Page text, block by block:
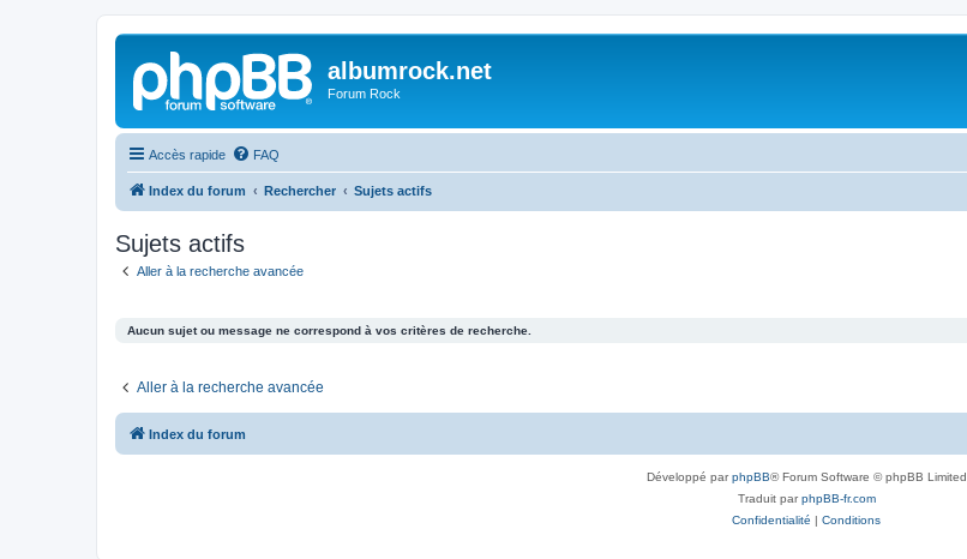
albumrock.net
Forum Rock
Accès rapide FAQ
Index du forum Rechercher Sujets actifs
Sujets actifs
Aller à la recherche avancée
Aucun sujet ou message ne correspond à vos critères de recherche.
Aller à la recherche avancée
Index du forum
Développé parphpBB® Forum Software © phpBB Limited
Traduit parphpBB-fr.com
Confidentialité | Conditions